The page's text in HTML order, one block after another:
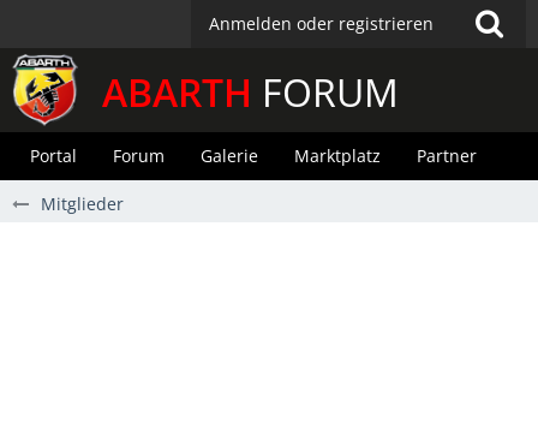
Anmelden oder registrieren
ABARTH FORUM
Portal Forum Galerie Marktplatz Partner
Mitglieder